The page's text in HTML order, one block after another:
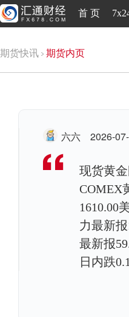
首 页
期货快讯 期货内页
六六 2026-
现货黄
COMEX
1610.00
力最新
最新报
日内跌